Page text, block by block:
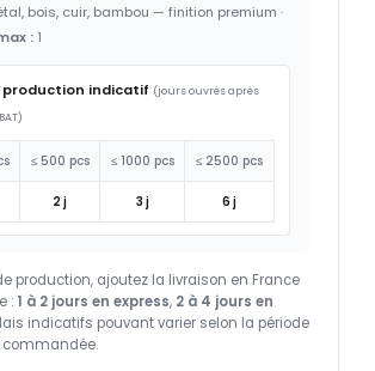
bois, cuir, bambou — finition premium ·
: 1
production indicatif (jours ouvrés après
≤ 500 pcs ≤ 1000 pcs ≤ 2500 pcs
2 j 3 j 6 j
production, ajoutez la livraison en France
: 1 à 2 jours en express, 2 à 4 jours en
indicatifs pouvant varier selon la période